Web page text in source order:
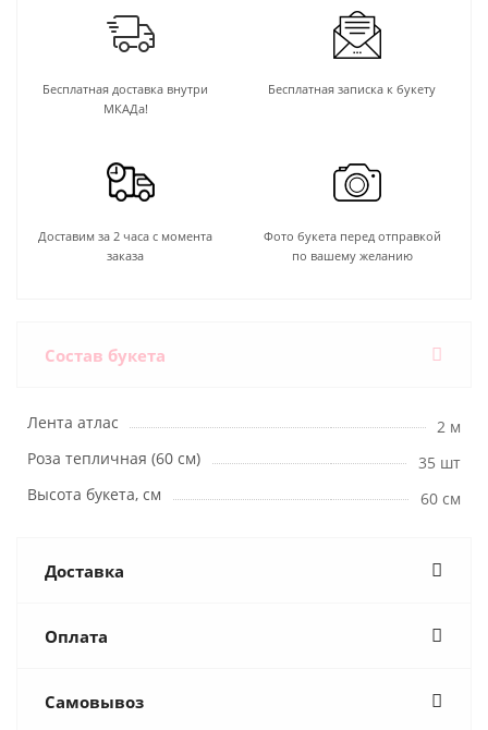
Бесплатная доставка внутри
МКАДа!
Бесплатная записка к букету
Доставим за 2 часа с момента
заказа
Фото букета перед отправкой
по вашему желанию
Состав букета
Лента атлас
2 м
Роза тепличная (60 см)
35 шт
Высота букета, см
60 см
Доставка
Оплата
Самовывоз